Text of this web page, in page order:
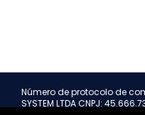
Número de protocolo de
SYSTEM LTDA CNPJ: